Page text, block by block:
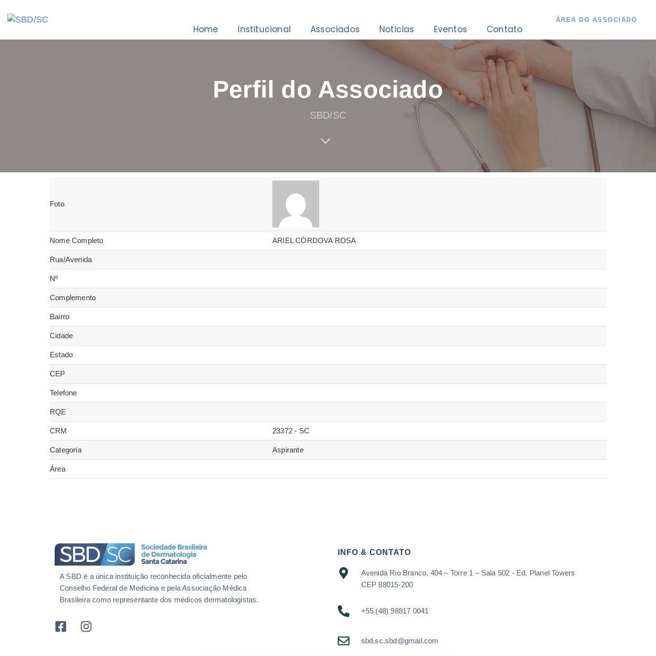
Home Institucional Associados Noticias Eventos Contato
ÁR EA DO AS SOCI ADO
Perfil do Associado
SBD/SC
Foto
Nome Completo ARIEL CÓRDOVA ROSA
Rua/Avenida
Nº
Complemento
Bairro
Cidade
Estado
CEP
Telefone
RQE
CRM 23372 - SC
Categoria Aspirante
Área
A SBD é a única instituição reconhecida oficialmente pelo
Conselho Federal de Medicina e pela Associação Médica
Brasileira como representante dos médicos dermatologistas.
INFO & CONTATO
Avenida Rio Branco, 404 – Torre 1 – Sala 502 - Ed. Planel Towers
CEP 88015-200
+55 (48) 98817 0041
sbd.sc.sbd@gmail.com